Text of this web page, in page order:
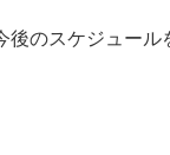
のスケジュール